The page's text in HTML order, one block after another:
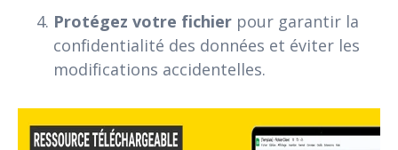
Protégez votre fichier pour garantir la
confidentialité des données et éviter les
modifications accidentelles.